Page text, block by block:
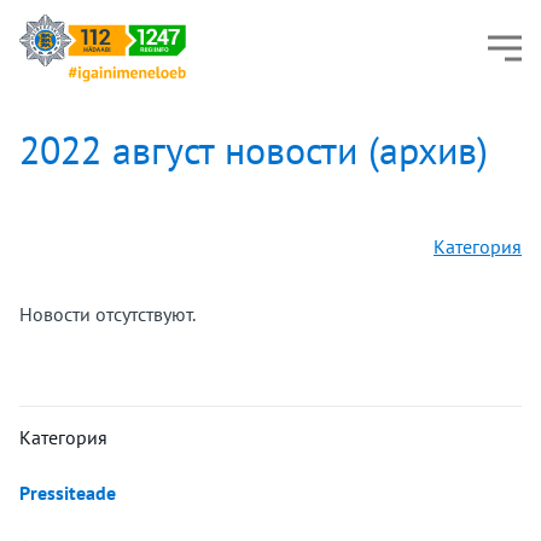
2022 август новости (архив)
Категория
Новости отсутствуют.
Категория
Pressiteade